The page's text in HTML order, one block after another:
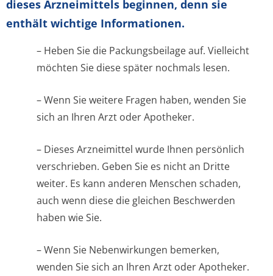
dieses Arzneimittels beginnen, denn sie
enthält wichtige Informationen.
– Heben Sie die Packungsbeilage auf. Vielleicht
möchten Sie diese später nochmals lesen.
– Wenn Sie weitere Fragen haben, wenden Sie
sich an Ihren Arzt oder Apotheker.
– Dieses Arzneimittel wurde Ihnen persönlich
verschrieben. Geben Sie es nicht an Dritte
weiter. Es kann anderen Menschen schaden,
auch wenn diese die gleichen Beschwerden
haben wie Sie.
– Wenn Sie Nebenwirkungen bemerken,
wenden Sie sich an Ihren Arzt oder Apotheker.